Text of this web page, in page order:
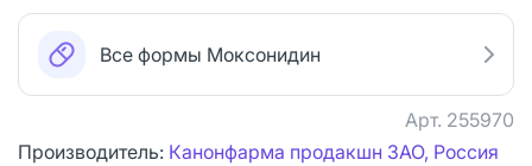
Все формы Моксонидин
Арт. 255970
Производитель: Канонфарма продакшн ЗАО, Россия